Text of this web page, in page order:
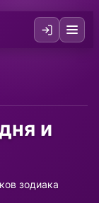
и
зодиака